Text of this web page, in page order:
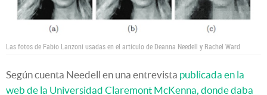
Las fotos de Fabio Lanzoni usadas en el artículo de Deanna Needell y Rachel Ward
Según cuenta Needell en una entrevista publicada en la
web de la Universidad Claremont McKenna, donde daba